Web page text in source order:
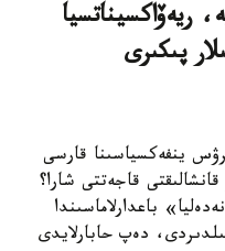
ريەۆاكسيناتسيا
پىكىرى
ينفەكسياسىنا قارسى
قانشالىقتى قاجەتتى شارا؟
باعدارلاماسىندا
دەپ حابارلايدى